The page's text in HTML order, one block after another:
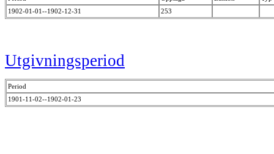
1902-01-01--1902-12-31
253
Utgivningsperiod
Period
1901-11-02--1902-01-23